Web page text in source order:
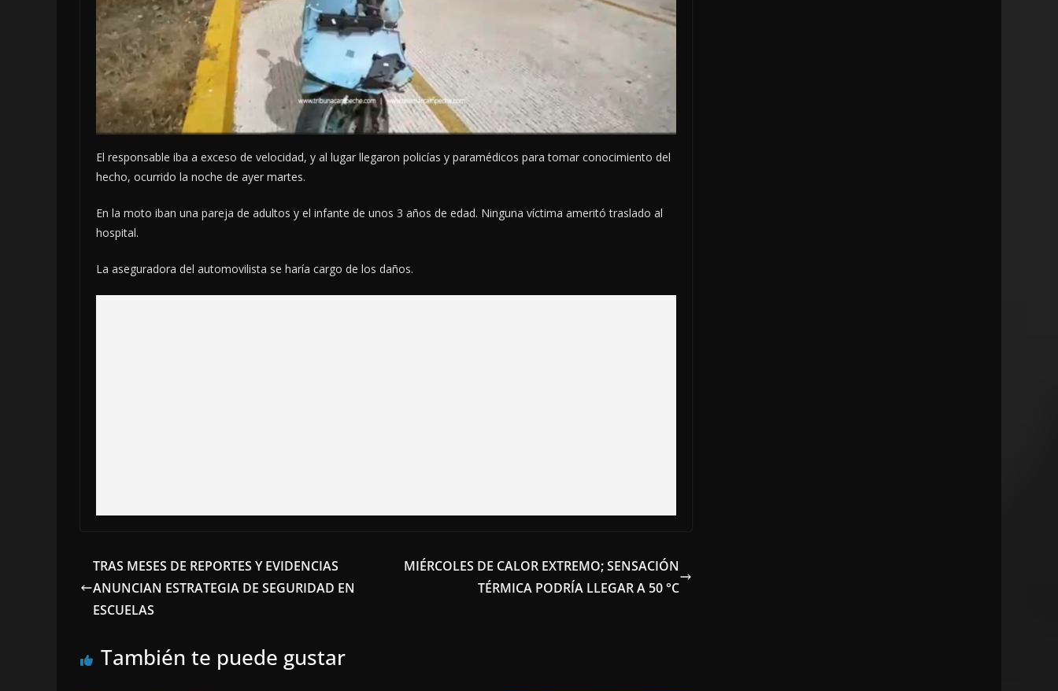
El responsable iba a exceso de velocidad, y al lugar llegaron policías y paramédicos para tomar conocimiento del
hecho, ocurrido la noche de ayer martes.
En la moto iban una pareja de adultos y el infante de unos 3 años de edad. Ninguna víctima ameritó traslado al
hospital.
La aseguradora del automovilista se haría cargo de los daños.
TRAS MESES DE REPORTES Y EVIDENCIAS
ANUNCIAN ESTRATEGIA DE SEGURIDAD EN
ESCUELAS
MIÉRCOLES DE CALOR EXTREMO; SENSACIÓN
TÉRMICA PODRÍA LLEGAR A 50 °C
También te puede gustar